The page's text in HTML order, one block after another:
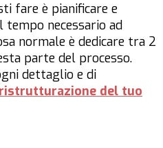
fare è pianificare e
necessario ad
normale è dedicare tra 2
parte del processo.
dettaglio e di
del tuo